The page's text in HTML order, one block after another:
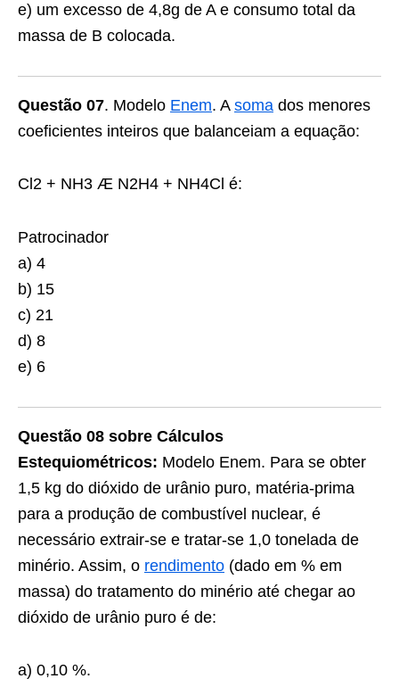
e) um excesso de 4,8g de A e consumo total da
massa de B colocada.
Questão 07. Modelo Enem. A soma dos menores
coeficientes inteiros que balanceiam a equação:
Cl2 + NH3 Æ N2H4 + NH4Cl é:
Patrocinador
a) 4
b) 15
c) 21
d) 8
e) 6
Questão 08 sobre Cálculos
Estequiométricos: Modelo Enem. Para se obter
1,5 kg do dióxido de urânio puro, matéria-prima
para a produção de combustível nuclear, é
necessário extrair-se e tratar-se 1,0 tonelada de
minério. Assim, o rendimento (dado em % em
massa) do tratamento do minério até chegar ao
dióxido de urânio puro é de:
a) 0,10 %.